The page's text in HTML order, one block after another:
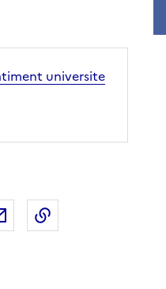
universite
sur LinkedIn
Partager par email